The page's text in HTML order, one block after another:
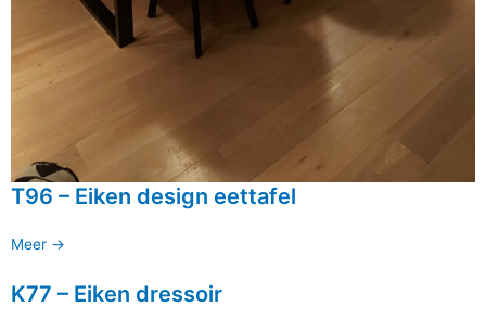
T96 – Eiken design eettafel
Meer ->
K77 – Eiken dressoir